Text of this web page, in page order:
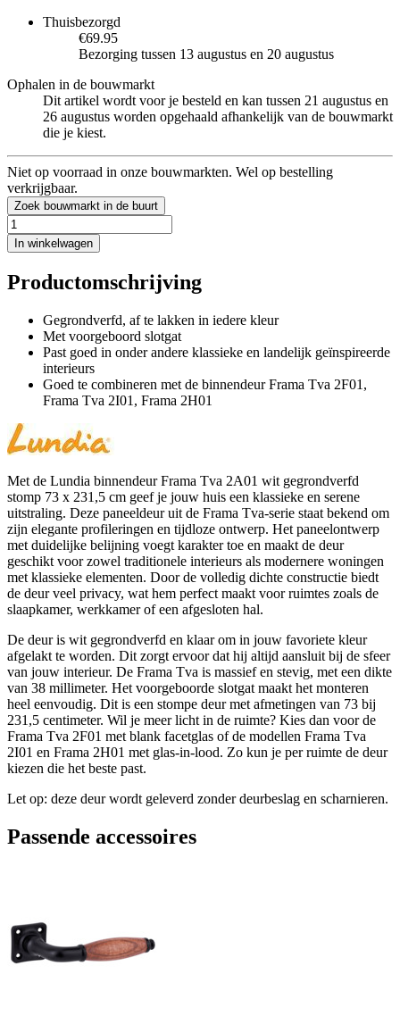
Thuisbezorgd
€69.95
Bezorging tussen 13 augustus en 20 augustus
Ophalen in de bouwmarkt
Dit artikel wordt voor je besteld en kan tussen 21 augustus en
26 augustus worden opgehaald afhankelijk van de bouwmarkt
die je kiest.
Niet op voorraad in onze bouwmarkten. Wel op bestelling
verkrijgbaar.
Zoek bouwmarkt in de buurt
In winkelwagen
Productomschrijving
Gegrondverfd, af te lakken in iedere kleur
Met voorgeboord slotgat
Past goed in onder andere klassieke en landelijk geïnspireerde
interieurs
Goed te combineren met de binnendeur Frama Tva 2F01,
Frama Tva 2I01, Frama 2H01
Met de Lundia binnendeur Frama Tva 2A01 wit gegrondverfd
stomp 73 x 231,5 cm geef je jouw huis een klassieke en serene
uitstraling. Deze paneeldeur uit de Frama Tva-serie staat bekend om
zijn elegante profileringen en tijdloze ontwerp. Het paneelontwerp
met duidelijke belijning voegt karakter toe en maakt de deur
geschikt voor zowel traditionele interieurs als modernere woningen
met klassieke elementen. Door de volledig dichte constructie biedt
de deur veel privacy, wat hem perfect maakt voor ruimtes zoals de
slaapkamer, werkkamer of een afgesloten hal.
De deur is wit gegrondverfd en klaar om in jouw favoriete kleur
afgelakt te worden. Dit zorgt ervoor dat hij altijd aansluit bij de sfeer
van jouw interieur. De Frama Tva is massief en stevig, met een dikte
van 38 millimeter. Het voorgeboorde slotgat maakt het monteren
heel eenvoudig. Dit is een stompe deur met afmetingen van 73 bij
231,5 centimeter. Wil je meer licht in de ruimte? Kies dan voor de
Frama Tva 2F01 met blank facetglas of de modellen Frama Tva
2I01 en Frama 2H01 met glas-in-lood. Zo kun je per ruimte de deur
kiezen die het beste past.
Let op: deze deur wordt geleverd zonder deurbeslag en scharnieren.
Passende accessoires